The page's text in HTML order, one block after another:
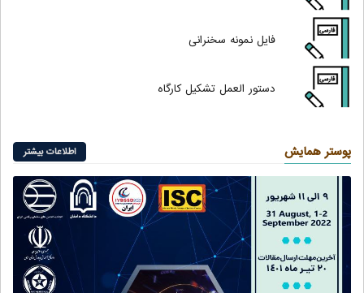
فایل نمونه سخنرانی
دستور العمل تشکیل کارگاه
پوستر همایش اطلاعات بیشتر